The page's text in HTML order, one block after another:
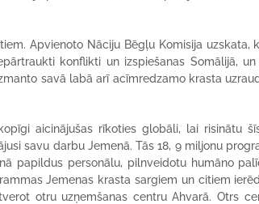
Apvienoto Nāciju Bēgļu Komisija uzskata,
konflikti un izspiešanas Somālijā, un
savā labā arī acīmredzamo krasta
aicinājušas rīkoties globāli, lai risinātu
savu darbu Jemenā. Tās 18, 9 miljonu
papildus personālu, pilnveidotu humāno
Jemenas krasta sargiem un citiem
otru uzņemšanas centru Ahvarā. Otrs